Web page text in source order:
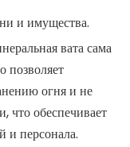
и имущества.
вата сама
позволяет
огня и не
что обеспечивает
и персонала.